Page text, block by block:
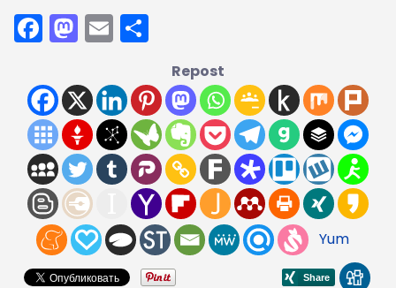
Facebook
Mastodon
Email
Repost
Yum